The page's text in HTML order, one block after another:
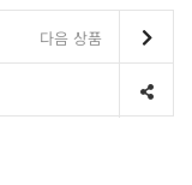
다음 상품